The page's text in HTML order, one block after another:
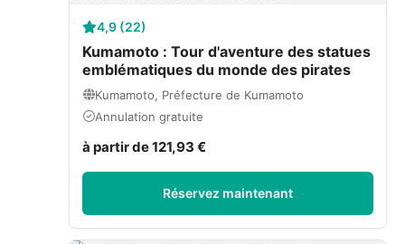
4,9 (22)
Kumamoto : Tour d'aventure des statues
emblématiques du monde des pirates
Kumamoto, Préfecture de Kumamoto
Annulation gratuite
à partir de 121,93 €
Réservez maintenant